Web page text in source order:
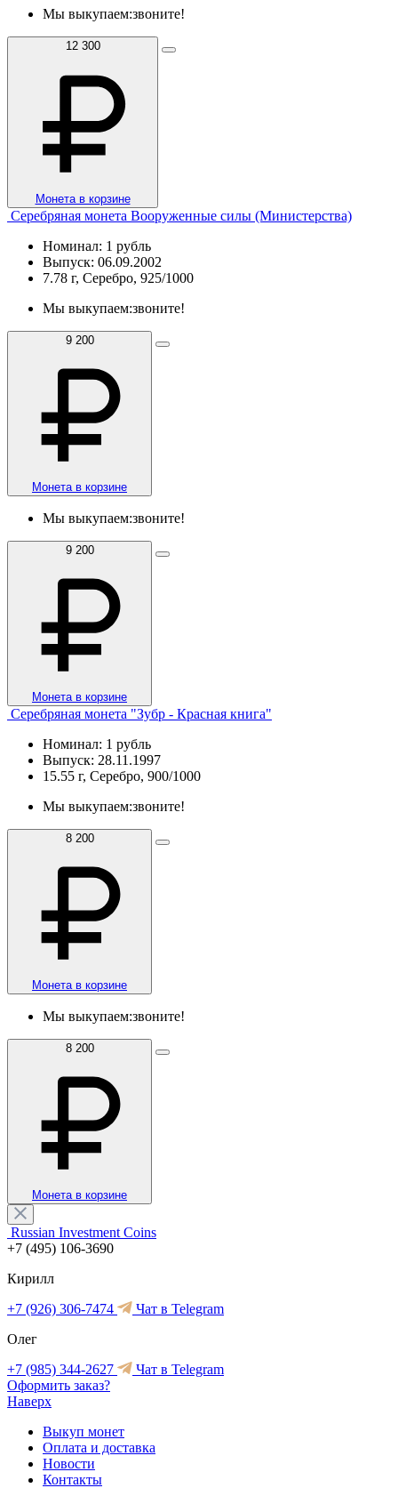
Мы выкупаем:звоните!
12 300
Монета в корзине
Серебряная монета Вооруженные силы (Министерства)
Номинал: 1 рубль
Выпуск: 06.09.2002
7.78 г, Серебро, 925/1000
Мы выкупаем:звоните!
9 200
Монета в корзине
Мы выкупаем:звоните!
9 200
Монета в корзине
Серебряная монета "Зубр - Красная книга"
Номинал: 1 рубль
Выпуск: 28.11.1997
15.55 г, Серебро, 900/1000
Мы выкупаем:звоните!
8 200
Монета в корзине
Мы выкупаем:звоните!
8 200
Монета в корзине
Russian Investment Coins
+7 (495) 106-3690
Кирилл
+7 (926) 306-7474
Чат в Telegram
Олег
+7 (985) 344-2627
Чат в Telegram
Оформить заказ?
Наверх
Выкуп монет
Оплата и доставка
Новости
Контакты